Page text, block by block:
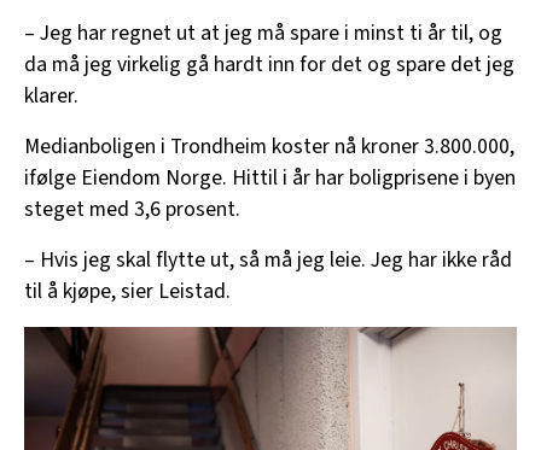
til grunn at helsefagarbeideren jobber 75
prosent og har en brutto årslønn på 479 070
kroner, mens tømreren i 100 prosent stilling har
en bruttolønn på 573 660 kroner.
Grunnen til at helsefagarbeideren i eksempelet
jobber deltid, er at dette er realiteten for veldig
mange helse- og omsorgsarbeidere.
I 2024 var færre en én av tre utlyste
helsefagarbeiderstillinger i norske kommuner
heltidsstillinger, ifølge
Fagbladet
– Jeg har regnet ut at jeg må spare i minst ti år til, og
da må jeg virkelig gå hardt inn for det og spare det jeg
klarer.
Medianboligen i Trondheim koster nå kroner 3.800.000,
ifølge Eiendom Norge. Hittil i år har boligprisene i byen
steget med 3,6 prosent.
– Hvis jeg skal flytte ut, så må jeg leie. Jeg har ikke råd
til å kjøpe, sier Leistad.